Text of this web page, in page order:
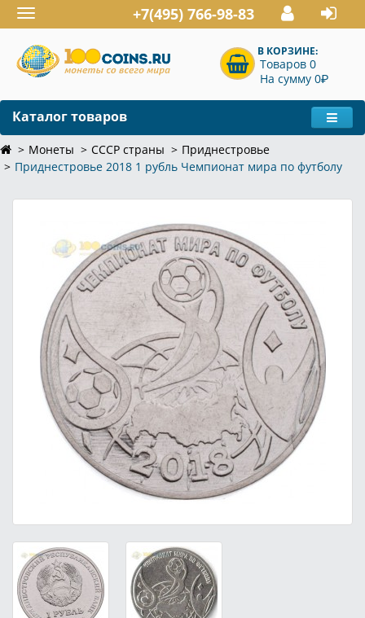
Toggle
navigation
+7(495) 766-98-83
В КОРЗИНЕ:
Товаров 0
На сумму 0P
Каталог товаров
Монеты СССР страны
Приднестровье
Приднестровье 2018 1 рубль Чемпионат мира по футболу